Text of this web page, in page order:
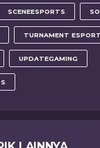
SCENEESPORTS
TURNAMENT ESPORT
UPDATEGAMING